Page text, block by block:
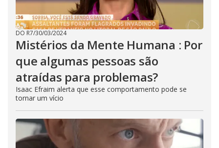
DO R7/30/03/2024
Mistérios da Mente Humana : Por
que algumas pessoas são
atraídas para problemas?
Isaac Efraim alerta que esse comportamento pode se
tornar um vício